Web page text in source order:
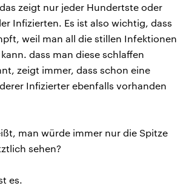
zeigt nur jeder Hundertste oder
Infizierten. Es ist also wichtig, dass
weil man all die stillen Infektionen
dass man diese schlaffen
zeigt immer, dass schon eine
Infizierter ebenfalls vorhanden
man würde immer nur die Spitze
sehen?
es.